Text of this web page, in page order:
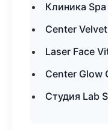
Клиника
Center
Laser Face
Center Glow
Студия Lab